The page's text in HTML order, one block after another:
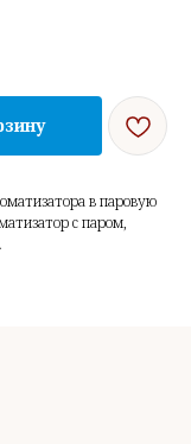
в паровую
с паром,